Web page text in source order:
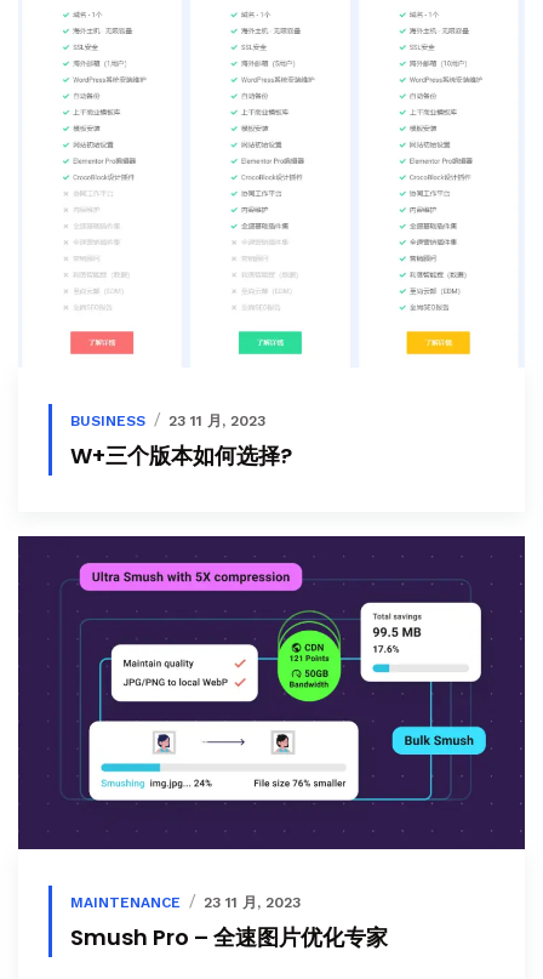
BUSINESS 23 11 月, 2023
W+三个版本如何选择?
MAINTENANCE 23 11 月, 2023
Smush Pro – 全速图片优化专家